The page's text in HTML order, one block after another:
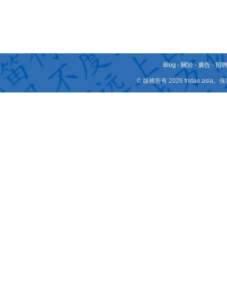
Blog - 關於 - 廣告 -招
© 版權所有 2026 fridae.asia。